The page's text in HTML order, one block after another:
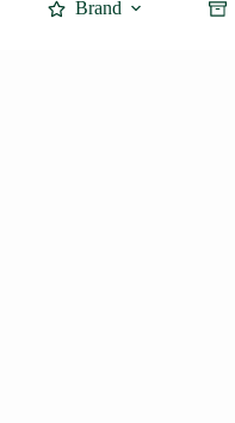
Brand